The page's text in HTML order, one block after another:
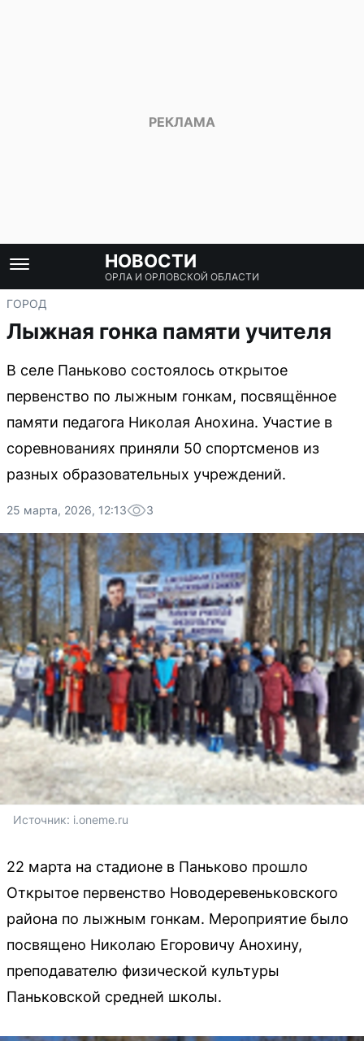
НОВОСТИ
ОРЛА И ОРЛОВСКОЙ ОБЛАСТИ
ГОРОД
Лыжная гонка памяти учителя
В селе Паньково состоялось открытое
первенство по лыжным гонкам, посвящённое
памяти педагога Николая Анохина. Участие в
соревнованиях приняли 50 спортсменов из
разных образовательных учреждений.
25 марта, 2026, 12:13 3
Источник: i.oneme.ru
22 марта на стадионе в Паньково прошло
Открытое первенство Новодеревеньковского
района по лыжным гонкам. Мероприятие было
посвящено Николаю Егоровичу Анохину,
преподавателю физической культуры
Паньковской средней школы.